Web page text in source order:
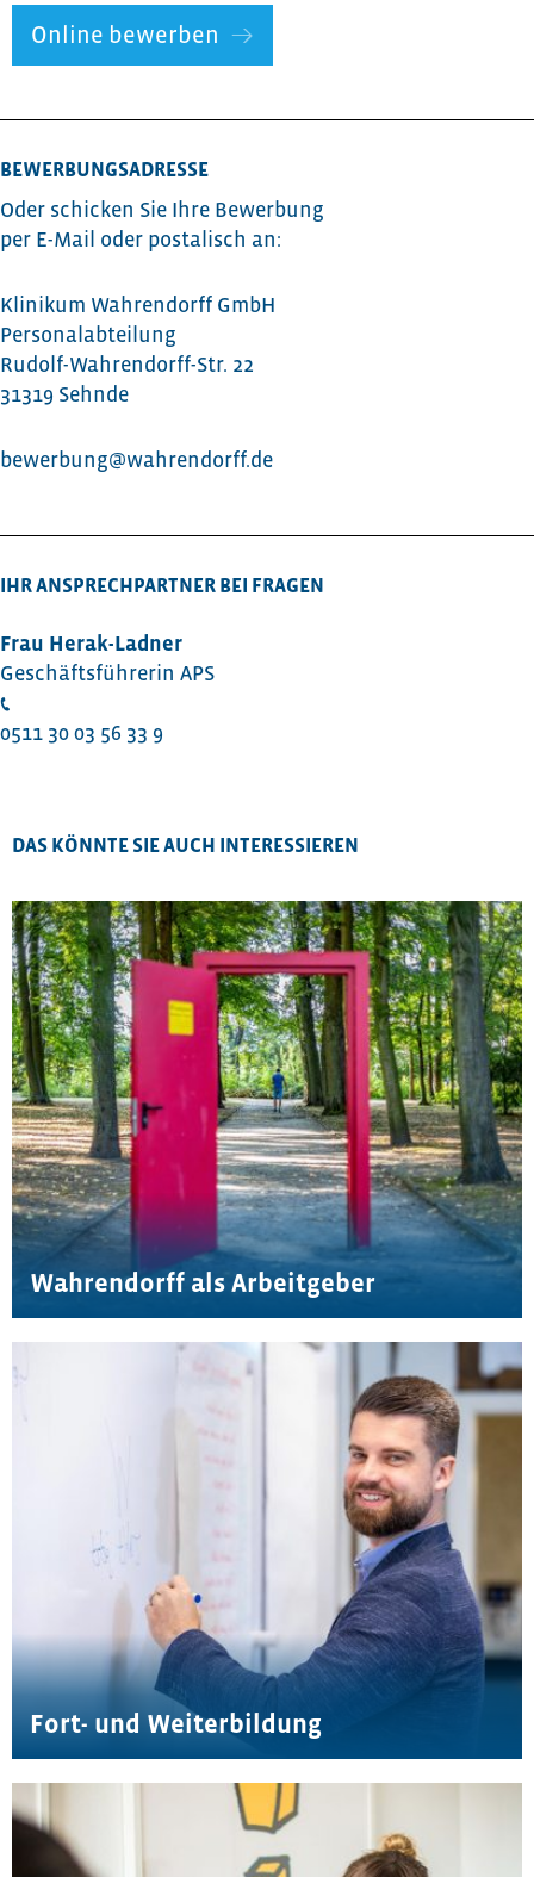
Online bewerben
BEWERBUNGSADRESSE
Oder schicken Sie Ihre Bewerbung
per E-Mail oder postalisch an:
Klinikum Wahrendorff GmbH
Personalabteilung
Rudolf-Wahrendorff-Str. 22
31319 Sehnde
bewerbung@wahrendorff.de
IHR ANSPRECHPARTNER BEI FRAGEN
Frau Herak-Ladner
Geschäftsführerin APS
0511 30 03 56 33 9
DAS KÖNNTE SIE AUCH INTERESSIEREN
Wahrendorff als Arbeitgeber
Fort- und Weiterbildung